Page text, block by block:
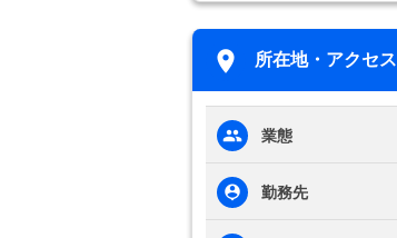
所在地・アクセス
業態
勤務先